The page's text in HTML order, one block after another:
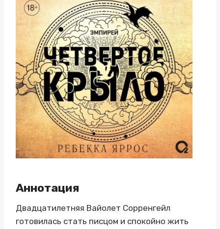
Аннотация
Двадцатилетняя Вайолет Сорренгейл
готовилась стать писцом и спокойно жить